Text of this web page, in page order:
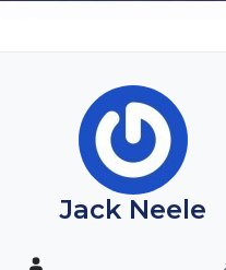
Jack Neele